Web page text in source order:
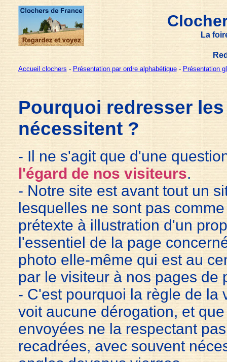
La
Accueil clochers - Présentation par ordre alphabétique- Présentation
Pourquoi redresser
nécessitent ?
- Il ne s'agit que d'une
l'égard de nos visiteurs.
- Notre site est avant tout un
lesquelles ne sont pas
prétexte à illustration d'un
l'essentiel de la page
photo elle-même qui est au
par le visiteur à nos pages de
- C'est pourquoi la règle de la
voit aucune dérogation, et
envoyées ne la respectant
recadrées, avec souvent